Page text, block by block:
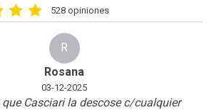
528 opiniones
R
Rosana
03-12-2025
que Casciari la descose c/cualquier